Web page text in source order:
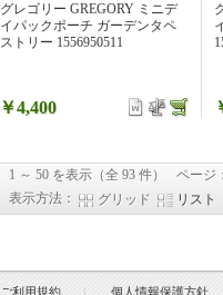
グレゴリー GREGORY ミニデ
イパックポーチ ガーデンタペ
ストリー 1556950511
￥4,400
1 ～ 50 を表示（全 93 件）
ページ
表示方法：
グリッド リスト
ご利用規約 個人情報保護方針